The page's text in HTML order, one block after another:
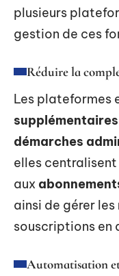
plusieurs
gestion de ces
Réduire la
Les plateformes
supplémentaires
démarches
elles
aux
ainsi de gérer
souscriptions en
Automatisation